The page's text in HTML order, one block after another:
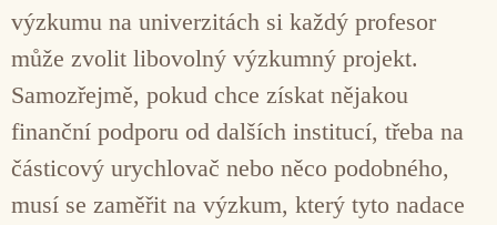
výzkumu na univerzitách si každý profesor
může zvolit libovolný výzkumný projekt.
Samozřejmě, pokud chce získat nějakou
finanční podporu od dalších institucí, třeba na
částicový urychlovač nebo něco podobného,
musí se zaměřit na výzkum, který tyto nadace